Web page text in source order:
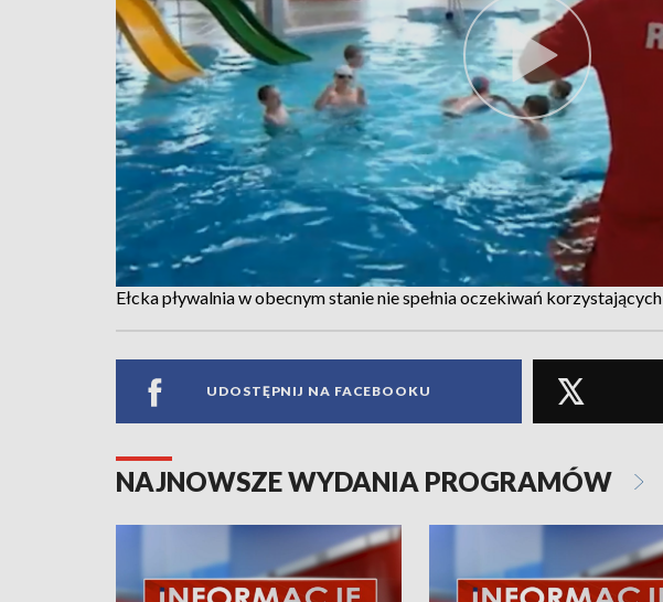
Ełcka pływalnia w obecnym stanie nie spełnia oczekiwań korzystających
UDOSTĘPNIJ NA FACEBOOKU
NAJNOWSZE WYDANIA PROGRAMÓW